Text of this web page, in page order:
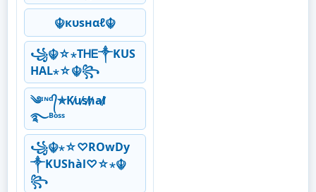
☬кυѕнαℓ☬
꧁☬☆⋆ТᎻᎬ༒KUS
HAL⋆☆☬꧂
༄ᶦᶰᵈ᭄✯K̸u̸s̸h̸a̸l̸
࿐ᴮᵒˢˢ
꧁☬⋆☆♡ROwDy
༒KUShàl♡☆⋆☬
꧂